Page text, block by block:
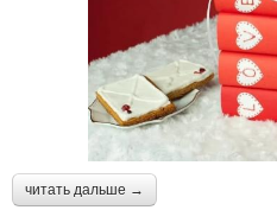
читать дальше →